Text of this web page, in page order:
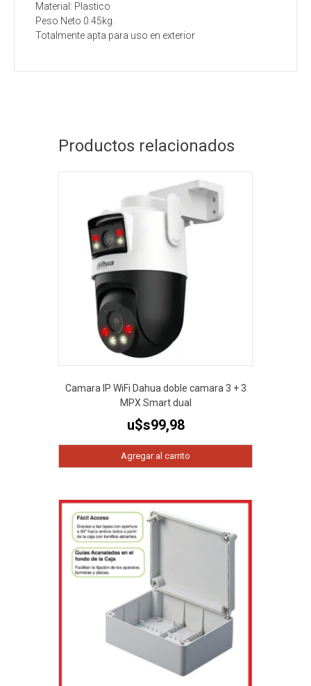
Material: Plastico
Peso Neto 0.45kg.
Totalmente apta para uso en exterior
Productos relacionados
Camara IP WiFi Dahua doble camara 3 + 3
MPX Smart dual
u$s99,98
Agregar al carrito